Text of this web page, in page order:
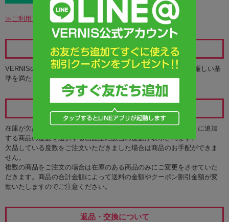
≫ご利用可能なお支払方法の詳細
レンズの安全性について
VERNISのカラコンは、アメリカのFDAと並び称されるKFDAの厳しい基
準を満たした商品のみをお取り扱いしています。
在庫について
在庫が欠品しているコンタクトレンズの度数がある場合、カートに追加
する商品の度数を選択する画面上に該当の度数が表示されます。
欠品している度数をご注文いただきました場合は商品のお手配ができま
せん。
複数の商品をご注文の場合は在庫のある商品のみにご変更をさせていた
だきます。商品の合計金額によって送料の金額やクーポン割引金額が変
動いたしますのでご注意ください。
返品・交換について